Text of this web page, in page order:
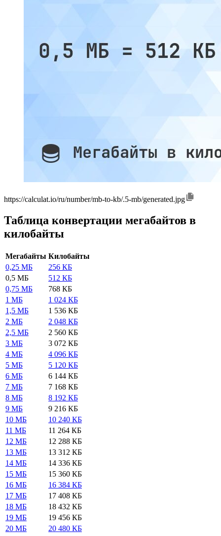
https://calculat.io/ru/number/mb-to-kb/.5-mb/generated.jpg
Таблица конвертации мегабайтов в
килобайты
Мегабайты Килобайты
0,25 МБ
256 КБ
0,5 МБ
512 КБ
0,75 МБ
768 КБ
1 МБ
1 024 КБ
1,5 МБ
1 536 КБ
2 МБ
2 048 КБ
2,5 МБ
2 560 КБ
3 МБ
3 072 КБ
4 МБ
4 096 КБ
5 МБ
5 120 КБ
6 МБ
6 144 КБ
7 МБ
7 168 КБ
8 МБ
8 192 КБ
9 МБ
9 216 КБ
10 МБ
10 240 КБ
11 МБ
11 264 КБ
12 МБ
12 288 КБ
13 МБ
13 312 КБ
14 МБ
14 336 КБ
15 МБ
15 360 КБ
16 МБ
16 384 КБ
17 МБ
17 408 КБ
18 МБ
18 432 КБ
19 МБ
19 456 КБ
20 МБ
20 480 КБ